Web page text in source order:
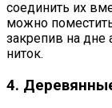
соединить их
можно
закрепив на
ниток.
4.